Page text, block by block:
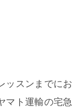
ッスンまでにお
マト運輸の宅急